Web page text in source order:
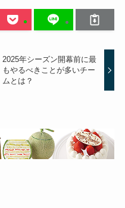
2025年シーズン開幕前に最
もやるべきことが多いチー
ムとは？